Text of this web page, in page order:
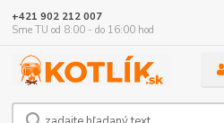
+421 902 212 007
Sme TU od 8:00 - do 16:00 hod